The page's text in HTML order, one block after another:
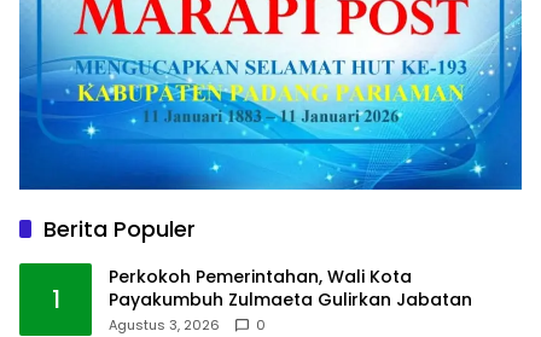
Berita Populer
1
Perkokoh Pemerintahan, Wali Kota
Payakumbuh Zulmaeta Gulirkan Jabatan
Agustus 3, 2026 0